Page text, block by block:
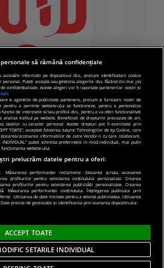
|Politica de Cookie|Politica
să rămână confidențiale
accesăm informații pe dispozitivul dvs., precum identificatorii cookie
Puteți accepta sau gestiona alegerile dvs. făcând clic mai jos
confidențialitate. Aceste alegeri vor fi raportate partenerilor noștri și
si agentiile de publicitate partenere, precum si furnizorii nostri de
a permite website-ului sa functioneze, pentru a personaliza
de interesele si/sau profilul dvs., pentru a va oferi functionalitati
analiza traficul pe website. Beneficiati de drepturile prevazute de art.
datelor cu caracter personal. Aceste drepturi pot fi exercitate prin
TOATE”, acceptati folosirea tuturor Tehnologiilor de tip Cookie, care
accesarea informatiilor de catre Vendor-ii cu care colaboram.
INDIVIDUAL” puteti schimba preferintele in mod individual, mai putin
website-ului.
prelucrăm datele pentru a oferi:
Măsurarea performanței reclamelor. Stocarea și/sau accesarea
profilurilor pentru selectarea conținutului personalizat. Crearea
profilurilor pentru selectarea publicității personalizate. Crearea
Măsurarea performanței conținutului. Înțelegerea publicului prin
Utilizarea de date limitate pentru a selecta publicitatea. Utilizarea
precise de geolocație și identificarea prin scanarea dispozitivului.
ACCEPT TOATE
SETARILE INDIVIDUAL